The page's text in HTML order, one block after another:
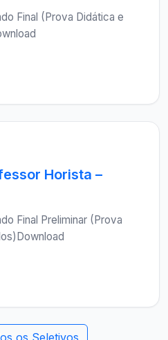
Final (Prova Didática e
Horista –
Final Preliminar (Prova
os Seletivos